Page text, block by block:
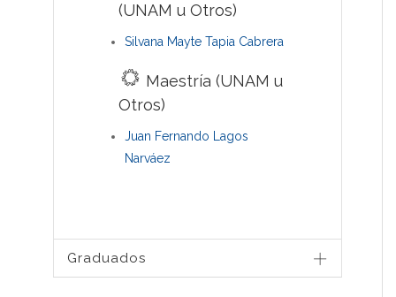
(UNAM u Otros)
Silvana Mayte Tapia Cabrera
Maestría (UNAM u
Otros)
Juan Fernando Lagos
Narváez
Graduados